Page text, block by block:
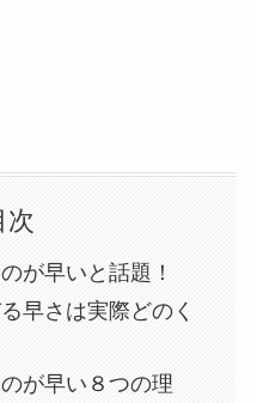
次
が早いと話題！
早さは実際どのく
が早い８つの理